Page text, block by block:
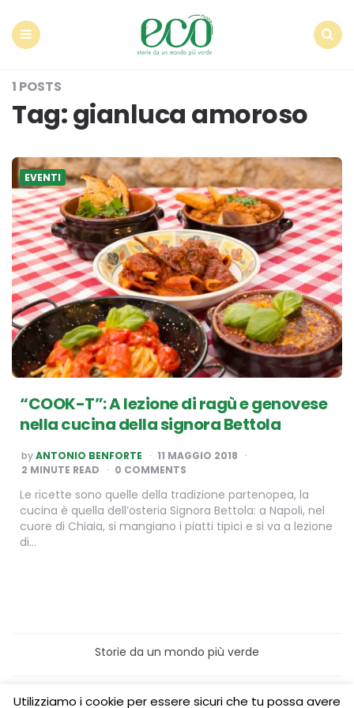
1 POSTS
Tag:gianluca amoroso
EVENTI
“COOK-T”: A lezione di ragù e genovese
nella cucina della signora Bettola
POSTED
BY
byANTONIO BENFORTE
11 MAGGIO 2018
2 MINUTE READ 0 COMMENTS
Le ricette sono quelle della tradizione partenopea, la
cucina è quella dell’osteria Signora Bettola: a Napoli, nel
cuore di Chiaia, si mangiano i piatti tipici e si va a lezione
di…
Storie da un mondo più verde
Home
Turismo sostenibile
Utilizziamo i cookie per essere sicuri che tu possa avere